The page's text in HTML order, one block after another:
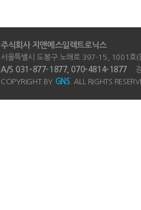
주식회사 지앤에스일렉트로닉스
서울특별시 도봉구 노해로 397-15,
A/S 031-877-1877, 070-4814-1877경
COPYRIGHT BY GNS . ALL RIGHTS